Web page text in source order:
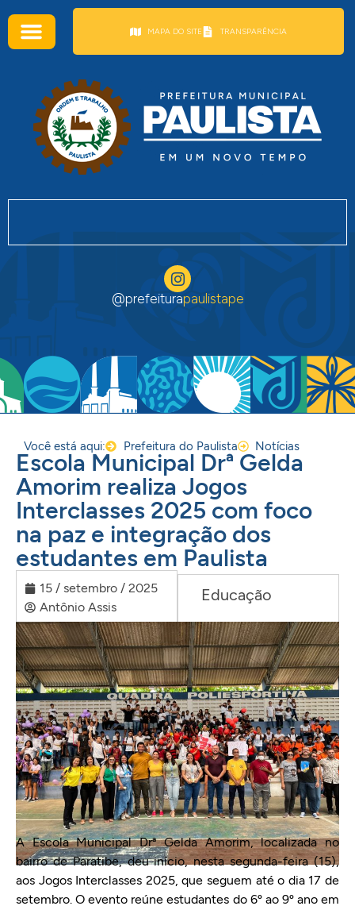
MAPA DO SITE TRANSPARÊNCIA
@prefeiturapaulistape
Você está aqui: Prefeitura do Paulista Notícias
Escola Municipal Drª Gelda
Amorim realiza Jogos
Interclasses 2025 com foco
na paz e integração dos
estudantes em Paulista
15 / setembro / 2025
Antônio Assis
Educação
A Escola Municipal Drª Gelda Amorim, localizada no
bairro de Paratibe, deu início, nesta segunda-feira (15),
aos Jogos Interclasses 2025, que seguem até o dia 17 de
setembro. O evento reúne estudantes do 6º ao 9º ano em